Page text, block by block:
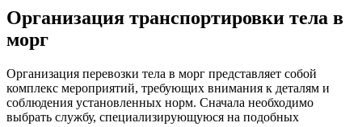
Организация транспортировки тела в
морг
Организация перевозки тела в морг представляет собой
комплекс мероприятий, требующих внимания к деталям и
соблюдения установленных норм. Сначала необходимо
выбрать службу, специализирующуюся на подобных